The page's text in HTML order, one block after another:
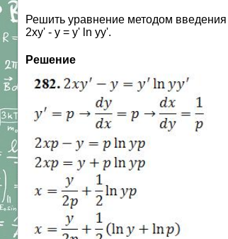
Решить уравнение методом
2xy' - y = y' ln yy'.
Решение